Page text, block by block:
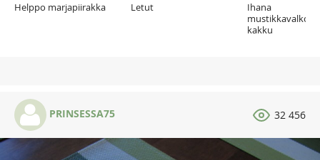
Helppo marjapiirakka Letut
Ihana
kakku
PRINSESSA75 32 456